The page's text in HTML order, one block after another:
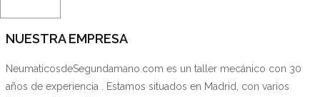
NUESTRA EMPRESA
NeumaticosdeSegundamano.com es un taller mecánico con 30
años de experiencia . Estamos situados en Madrid, con varios